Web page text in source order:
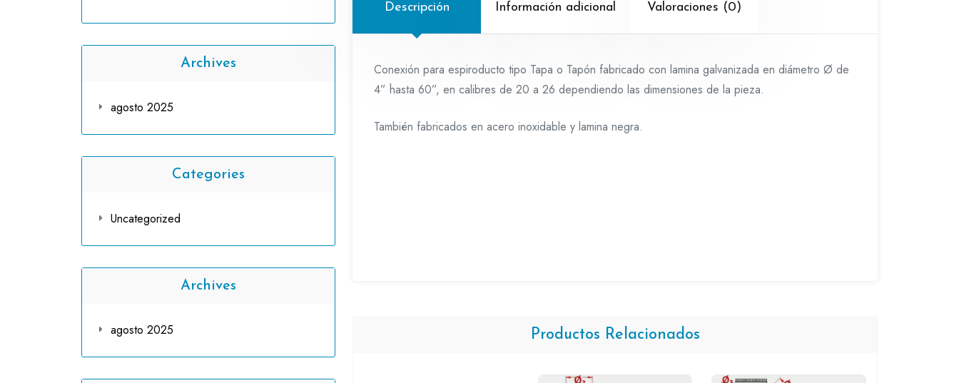
Descripción Información adicional Valoraciones (0)
Conexión para espiroducto tipo Tapa o Tapón fabricado con lamina galvanizada en diámetro Ø de
4” hasta 60”, en calibres de 20 a 26 dependiendo las dimensiones de la pieza.
También fabricados en acero inoxidable y lamina negra.
Productos Relacionados
Archives
agosto 2025
Categories
Uncategorized
Archives
agosto 2025